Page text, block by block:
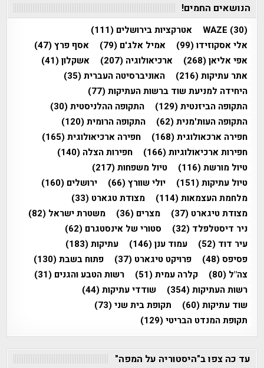
הנושאים החמים!
WAZE (30) אטרקציות בירושלים (111)
אלי אסקוזידו(99) אמיל אלג'ם (79) אסף פרץ(47)
אפי אליאן(268) ארכיאולוגיה (207) אשקלון(41)
אתר עתיקות(216) האוניברסיטה העברית(35)
היחידה למניעת שוד ברשות העתיקות(77)
התקופה הביזנטית(129) התקופה ההלניסטית(30)
התקופה העות'מנית(62) התקופה הרומית(120)
חפירה ארכאולוגית(168) חפירה ארכיאולוגית(165)
חפירות ארכיאולוגיות(166) חפירות הצלה (140)
טיול מורשת(116) טיול משפחות(217)
טיול עתיקות(151) יולי שוורץ(66) ירושלים (160)
מלחמת העצמאות(114) מצודת טגארט (33)
מצודת טיגארט (37) מצרים (36) משטרת ישראל (82)
ניר דיסטלפלד (32) סטורי של אינסטגרם (62)
עיר דוד (52) עמוד ענן(146) עתיקות(183)
פסיפס(48) פרויקט טיגארט (37) פתוח בשבת(130)
צה"ל (80) קלרה עמית(51) רשות הטבע והגנים (31)
רשות העתיקות(354) שודדי עתיקות(44)
שוד עתיקות(60) תקופת בית שני(73)
תקופת המנדט הבריטי(129)
עד כה צפו ב"היסטוריה על המפה"